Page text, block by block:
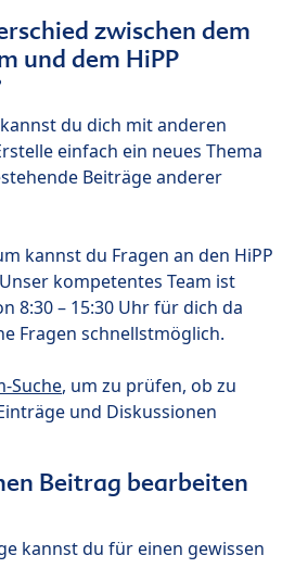
zwischen dem
und dem HiPP
du dich mit anderen
einfach ein neues Thema
Beiträge anderer
kannst du Fragen an den HiPP
kompetentes Team ist
8:30 – 15:30 Uhr für dich da
Fragen schnellstmöglich.
Suche, um zu prüfen, ob zu
und Diskussionen
Beitrag bearbeiten
kannst du für einen gewissen